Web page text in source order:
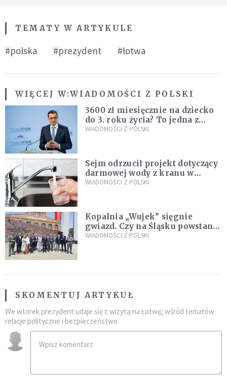
TEMATY W ARTYKULE
#polska #prezydent #łotwa
WIĘCEJ W:WIADOMOŚCI Z POLSKI
3600 zł miesięcznie na dziecko
do 3. roku życia? To jedna z
propozycji programu "Rozwój
WIADOMOŚCI Z POLSKI
Sejm odrzucił projekt dotyczący
darmowej wody z kranu w
restauracjach
WIADOMOŚCI Z POLSKI
Kopalnia „Wujek” sięgnie
gwiazd. Czy na Śląsku powstanie
„Dolina Krzemowa”?
WIADOMOŚCI Z POLSKI
SKOMENTUJ ARTYKUŁ
We wtorek prezydent udaje się z wizytą na Łotwę; wśród tematów
relacje polityczne i bezpieczeństwo